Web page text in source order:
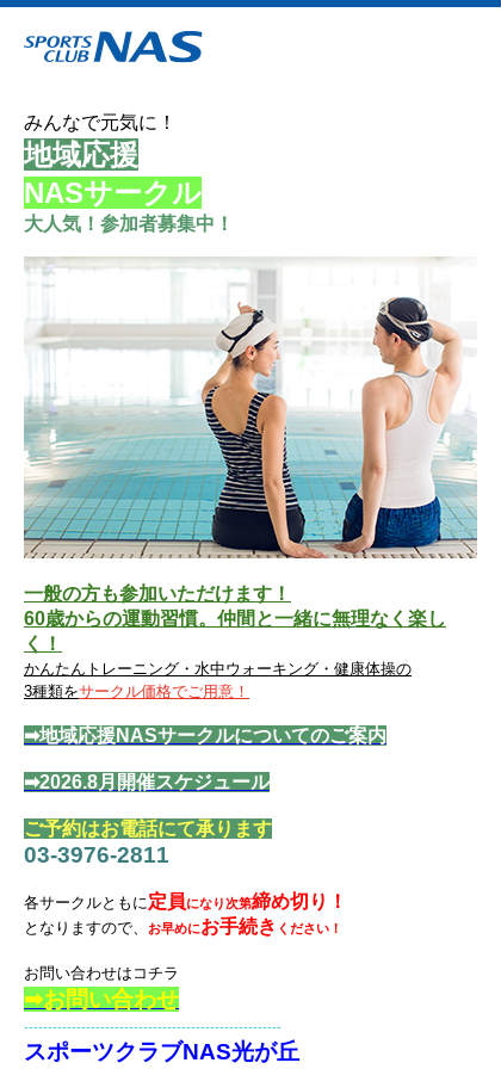
みんなで元気に！
地域応援
NASサークル
大人気！参加者募集中！
一般の方も参加いただけます！
60歳からの運動習慣。仲間と一緒に無理なく楽し
く！
かんたんトレーニング・水中ウォーキング・健康体操の
3種類をサークル価格でご用意！
➡地域応援NASサークルについてのご案内
➡2026.8月開催スケジュール
ご予約はお電話にて承ります
03-3976-2811
各サークルともに定員になり次第締め切り！
となりますので、 お早めにお手続き ください！
お問い合わせはコチラ
➡お問い合わせ
------------------------------------------------------
スポーツクラブNAS光が丘